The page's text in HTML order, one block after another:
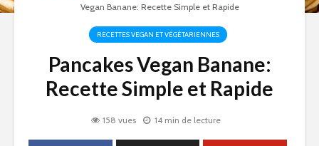
Vegan Banane: Recette Simple et Rapide
RECETTES VEGAN ET VÉGÉTARIENNES
Pancakes Vegan Banane:
Recette Simple et Rapide
158 vues 14 min de lecture